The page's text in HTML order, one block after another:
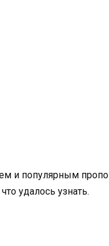
и популярным
удалось узнать.